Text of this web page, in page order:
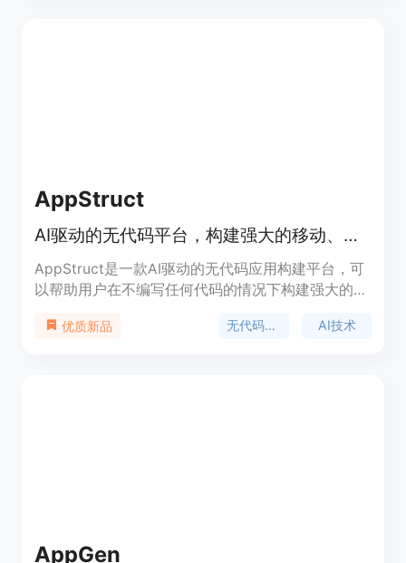
AppStruct
AI驱动的无代码平台，构建强大的移动、Web和桌面应用
AppStruct是一款AI驱动的无代码应用构建平台，可
以帮助用户在不编写任何代码的情况下构建强大的移
使应用开发过程更快捷、更高效。
优质新品 无代码应用构建 AI技术
AppGen